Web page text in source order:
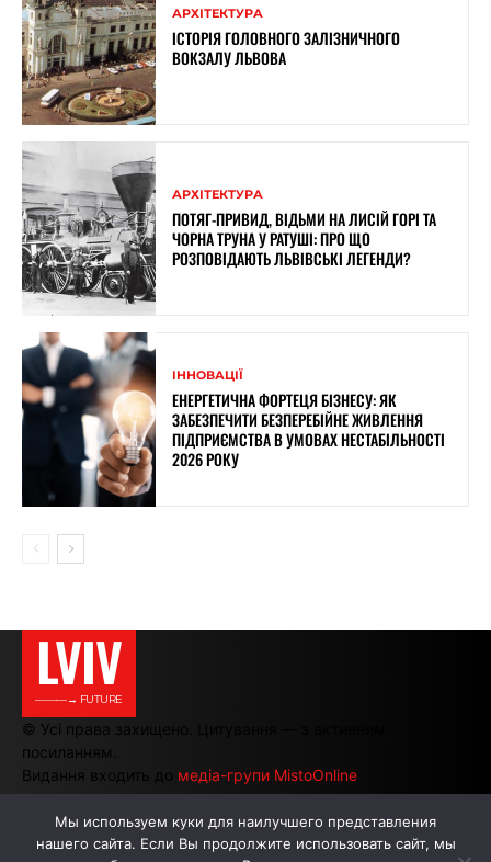
АРХІТЕКТУРА
ІСТОРІЯ ГОЛОВНОГО ЗАЛІЗНИЧНОГО
ВОКЗАЛУ ЛЬВОВА
АРХІТЕКТУРА
ПОТЯГ-ПРИВИД, ВІДЬМИ НА ЛИСІЙ ГОРІ ТА
ЧОРНА ТРУНА У РАТУШІ: ПРО ЩО
РОЗПОВІДАЮТЬ ЛЬВІВСЬКІ ЛЕГЕНДИ?
ІННОВАЦІЇ
ЕНЕРГЕТИЧНА ФОРТЕЦЯ БІЗНЕСУ: ЯК
ЗАБЕЗПЕЧИТИ БЕЗПЕРЕБІЙНЕ ЖИВЛЕННЯ
ПІДПРИЄМСТВА В УМОВАХ НЕСТАБІЛЬНОСТІ
2026 РОКУ
LVIV
———→ FUTURE
© Усі права захищено. Цитування — з активним
посиланням.
Видання входить до медіа-групи MistoOnline
АВТОРИ РЕКЛАМА НА САЙТІ
Мы используем куки для наилучшего представления
нашего сайта. Если Вы продолжите использовать сайт, мы